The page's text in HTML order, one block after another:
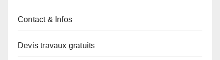
Contact & Infos
Devis travaux gratuits